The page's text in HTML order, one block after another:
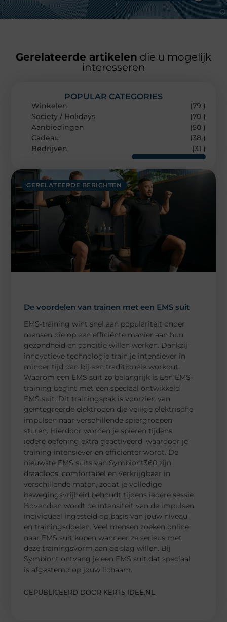
Gerelateerde artikelen die u mogelijk
interesseren
GERELATEERDE BERICHTEN
De voordelen van trainen met een EMS suit
EMS-training wint snel aan populariteit onder
mensen die op een efficiënte manier aan hun
gezondheid en conditie willen werken. Dankzij
innovatieve technologie train je intensiever in
minder tijd dan bij een traditionele workout.
Waarom een EMS suit zo belangrijk is Een EMS-
training begint met een speciaal ontwikkeld
EMS suit. Dit trainingspak is voorzien van
geïntegreerde elektroden die veilige elektrische
impulsen naar verschillende spiergroepen
sturen. Hierdoor worden je spieren tijdens
iedere oefening extra geactiveerd, waardoor je
training intensiever en efficiënter wordt. De
nieuwste EMS suits van Symbiont360 zijn
draadloos, comfortabel en verkrijgbaar in
verschillende maten, zodat je volledige
bewegingsvrijheid behoudt tijdens iedere sessie.
Bovendien wordt de intensiteit van de impulsen
individueel ingesteld op basis van jouw niveau
en trainingsdoelen. Veel mensen zoeken online
naar EMS suit kopen wanneer ze serieus met
deze trainingsvorm aan de slag willen. Bij
Symbiont ontvang je een EMS suit dat speciaal
is afgestemd op jouw lichaam.
GEPUBLICEERD DOOR KERTS IDEE.NL
POPULAR CATEGORIES
Winkelen
(79 )
Society / Holidays
(70 )
Aanbiedingen
(50 )
Cadeau
(38 )
Bedrijven
(31 )